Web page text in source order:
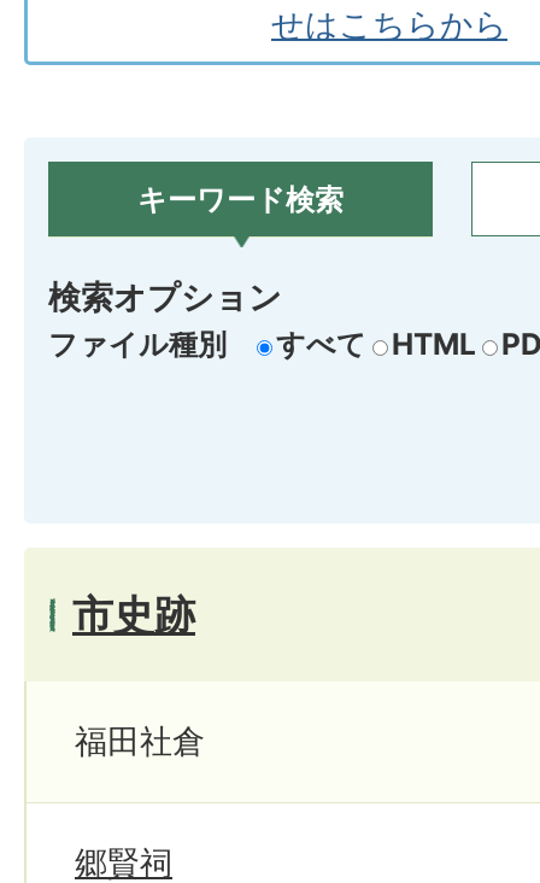
せはこちらから
キーワード検索
検索オプション
ファイル種別 すべて HTML
市史跡
福田社倉
郷賢祠